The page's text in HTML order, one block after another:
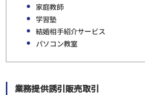
家庭教師
学習塾
結婚相手紹介サービス
パソコン教室
業務提供誘引販売取引